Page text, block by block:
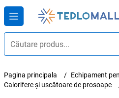
Pagina principala
Echipament
Calorifere și uscătoare de prosoape